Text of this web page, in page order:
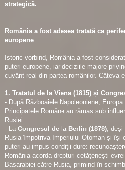
strategică.
România a fost adesea tratată ca
europene
Istoric vorbind, România a fost
puteri europene, iar deciziile majore
cuvânt real din partea românilor. Câteva
1. Tratatul de la Viena (1815) și
- După Războaiele Napoleoniene,
Principatele Române au rămas sub
Rusiei.
- La Congresul de la Berlin (1878), deși
Rusia împotriva Imperiului Otoman și își
puteri au impus condiții dure:
România acorda drepturi cetățenești
Basarabiei către Rusia, primind în